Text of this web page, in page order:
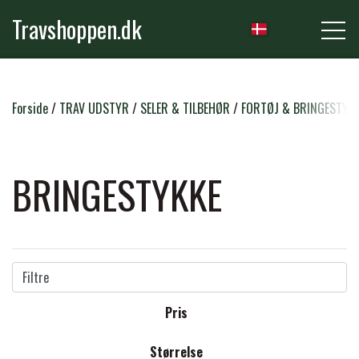
Travshoppen.dk
NYHEDER
HEST
RYTTER
RIDEBUKSER & LEGGINS
TRØJER, BLUSER & T-SHIRTS
PLEJE & STALD
STRIGLER & TILBEHØR
Forside TRAV UDSTYR SELER & TILBEHØR FORTØJ &
BRINGESTYKKE
Filtre
Pris
Størrelse